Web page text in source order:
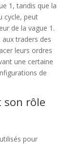
1, tandis que la
cycle, peut
de la vague 1.
traders des
leurs ordres
une certaine
de
son rôle
pour